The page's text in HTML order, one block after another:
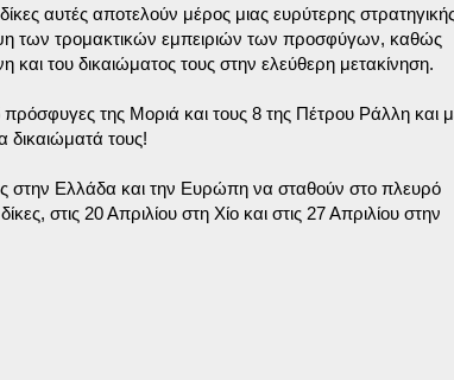
αυτές αποτελούν μέρος μιας ευρύτερης
των τρομακτικών εμπειριών των προσφύγων, καθώς
και του δικαιώματος τους στην ελεύθερη μετακίνηση.
της Μοριά και τους 8 της Πέτρου Ράλλη και
δικαιώματά τους!
στην Ελλάδα και την Ευρώπη να σταθούν στο πλευρό
στις 20 Απριλίου στη Χίο και στις 27 Απριλίου στην